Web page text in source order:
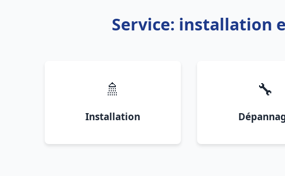
Service: installation
🚿
Installation
🔧